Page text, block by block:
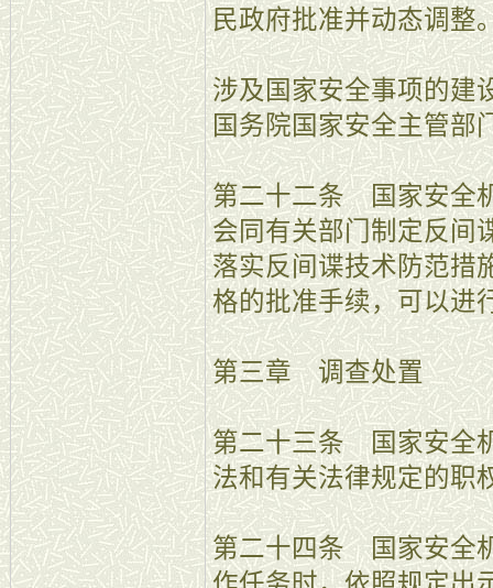
民政府批准并动态调整
涉及国家安全事项的建
国务院国家安全主管部
第二十二条 国家安全
会同有关部门制定反间
落实反间谍技术防范措
格的批准手续，可以进
第三章 调查处置
第二十三条 国家安全
法和有关法律规定的职
第二十四条 国家安全